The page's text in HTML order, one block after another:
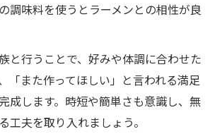
調味料を使うとラーメンとの相性が良
と行うことで、好みや体調に合わせた
「また作ってほしい」と言われる満足
成します。時短や簡単さも意識し、無
工夫を取り入れましょう。